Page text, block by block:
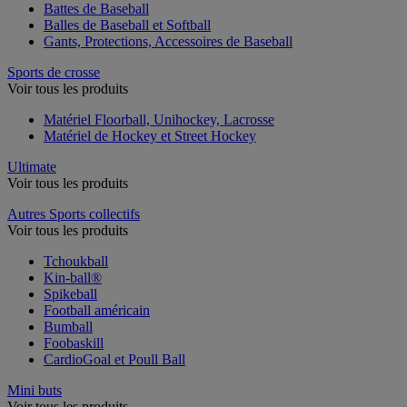
Battes de Baseball
Balles de Baseball et Softball
Gants, Protections, Accessoires de Baseball
Sports de crosse
Voir tous les produits
Matériel Floorball, Unihockey, Lacrosse
Matériel de Hockey et Street Hockey
Ultimate
Voir tous les produits
Autres Sports collectifs
Voir tous les produits
Tchoukball
Kin-ball®
Spikeball
Football américain
Bumball
Foobaskill
CardioGoal et Poull Ball
Mini buts